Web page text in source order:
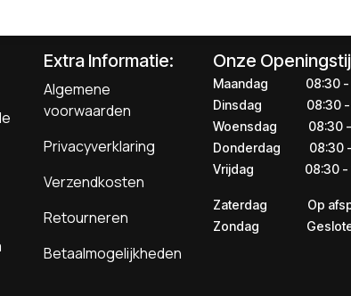
Extra Informatie:
Algemene
voorwaarden
Privacyverklaring
Verzendkosten
Retourneren
Betaalmogelijkheden
Onze
Maandag
​​​08:30 -
Dinsdag
​​​​08:30 -
Woensdag
​08:30
Donderdag
​​​​​08:30
Vrijdag
​​​​​08:30 -
Zaterdag
​​Op
Zondag